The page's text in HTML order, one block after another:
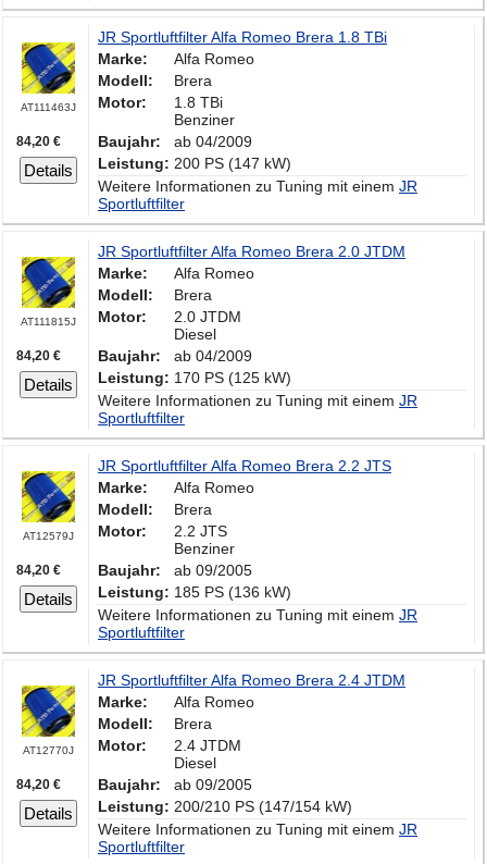
AT111463J
84,20 €
Details
JR Sportluftfilter Alfa Romeo Brera 1.8 TBi
Marke:
Alfa Romeo
Modell:
Brera
Motor:
1.8 TBi
Benziner
Baujahr:
ab 04/2009
Leistung: 200 PS (147 kW)
Weitere Informationen zu Tuning mit einem JR
Sportluftfilter
AT111815J
84,20 €
Details
JR Sportluftfilter Alfa Romeo Brera 2.0 JTDM
Marke:
Alfa Romeo
Modell:
Brera
Motor:
2.0 JTDM
Diesel
Baujahr:
ab 04/2009
Leistung: 170 PS (125 kW)
Weitere Informationen zu Tuning mit einem JR
Sportluftfilter
AT12579J
84,20 €
Details
JR Sportluftfilter Alfa Romeo Brera 2.2 JTS
Marke:
Alfa Romeo
Modell:
Brera
Motor:
2.2 JTS
Benziner
Baujahr:
ab 09/2005
Leistung: 185 PS (136 kW)
Weitere Informationen zu Tuning mit einem JR
Sportluftfilter
AT12770J
84,20 €
Details
JR Sportluftfilter Alfa Romeo Brera 2.4 JTDM
Marke:
Alfa Romeo
Modell:
Brera
Motor:
2.4 JTDM
Diesel
Baujahr:
ab 09/2005
Leistung: 200/210 PS (147/154 kW)
Weitere Informationen zu Tuning mit einem JR
Sportluftfilter